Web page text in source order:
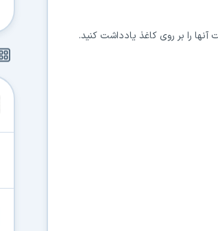
را بر روی کاغذ یادداشت کنید.